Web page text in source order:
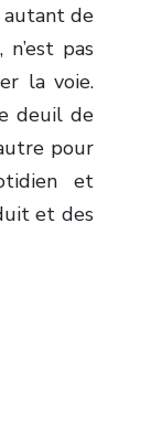
autant de
pas
la voie.
deuil de
pour
et
et des